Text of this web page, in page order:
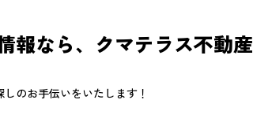
報なら、クマテラス不動産
のお手伝いをいたします！